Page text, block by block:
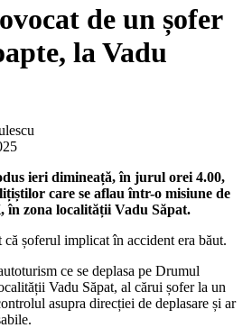
de un șofer
la Vadu
ieri dimineață, în jurul orei 4.00,
care se aflau într-o misiune de
în zona localității Vadu Săpat.
șoferul implicat în accident era băut.
ce se deplasa pe Drumul
Vadu Săpat, al cărui șofer la un
asupra direcției de deplasare și ar